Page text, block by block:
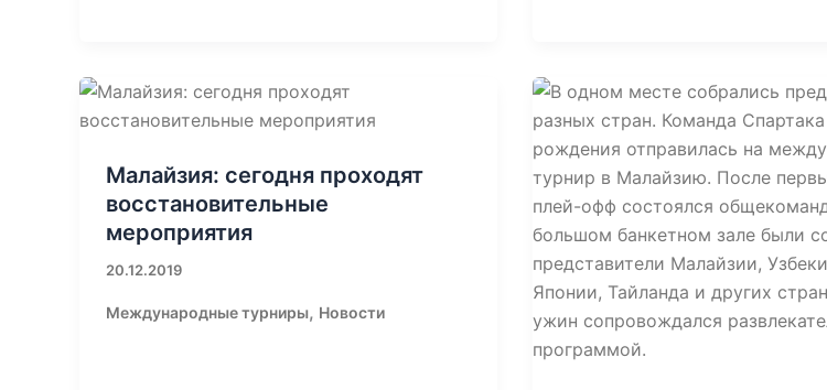
Малайзия: сегодня проходят
восстановительные
мероприятия
20.12.2019
Международные турниры, Новости